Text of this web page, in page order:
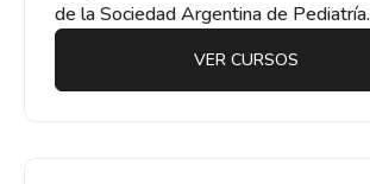
de la Sociedad Argentina de Pediatría.
VER CURSOS